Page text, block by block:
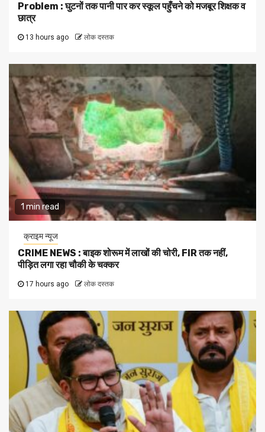
Problem : घुटनों तक पानी पार कर स्कूल पहुँचने को मजबूर शिक्षक व
छात्र
13 hours ago लोक दस्तक
1 min read
क्राइम न्यूज
CRIME NEWS : बाइक शोरूम में लाखों की चोरी, FIR तक नहीं,
पीड़ित लगा रहा चौकी के चक्कर
17 hours ago लोक दस्तक